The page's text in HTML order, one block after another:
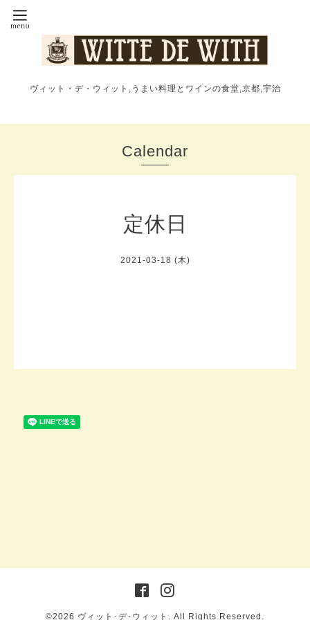
ヴィット・デ・ウィット,うまい料理とワインの食堂,京都,宇治
Calendar
定休日
2021-03-18 (木)
©2026 ヴィット･デ･ウィット . All Rights Reserved.